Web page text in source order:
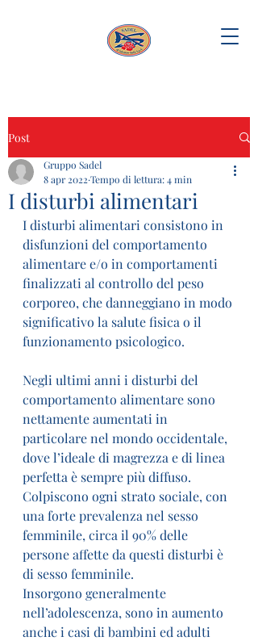
Post
I disturbi alimentari
Gruppo Sadel
8 apr 2022 Tempo di lettura: 4 min
I disturbi alimentari consistono in
disfunzioni del comportamento
alimentare e/o in comportamenti
finalizzati al controllo del peso
corporeo, che danneggiano in modo
significativo la salute fisica o il
funzionamento psicologico.
Negli ultimi anni i disturbi del
comportamento alimentare sono
nettamente aumentati in
particolare nel mondo occidentale,
dove l’ideale di magrezza e di linea
perfetta è sempre più diffuso.
Colpiscono ogni strato sociale, con
una forte prevalenza nel sesso
femminile, circa il 90% delle
persone affette da questi disturbi è
di sesso femminile.
Insorgono generalmente
nell’adolescenza, sono in aumento
anche i casi di bambini ed adulti